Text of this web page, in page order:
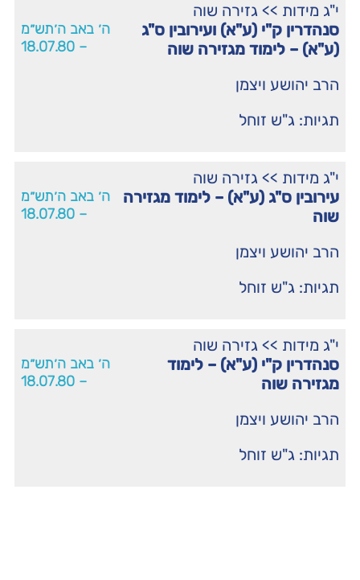
י"ג מידות >> גזירה שוה
סנהדרין ק"י (ע"א) ועירובין ס"ג
(ע"א) – לימוד מגזירה שוה
הרב יהושע ויצמן
תגיות: ג"ש זוחל
ה׳ באב ה׳תש״מ
– 18.07.80
י"ג מידות >> גזירה שוה
עירובין ס"ג (ע"א) – לימוד מגזירה
שוה
הרב יהושע ויצמן
תגיות: ג"ש זוחל
ה׳ באב ה׳תש״מ
– 18.07.80
י"ג מידות >> גזירה שוה
סנהדרין ק"י (ע"א) – לימוד
מגזירה שוה
הרב יהושע ויצמן
תגיות: ג"ש זוחל
ה׳ באב ה׳תש״מ
– 18.07.80